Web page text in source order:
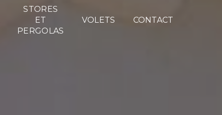
STORES
ET
PERGOLAS
VOLETS CONTACT